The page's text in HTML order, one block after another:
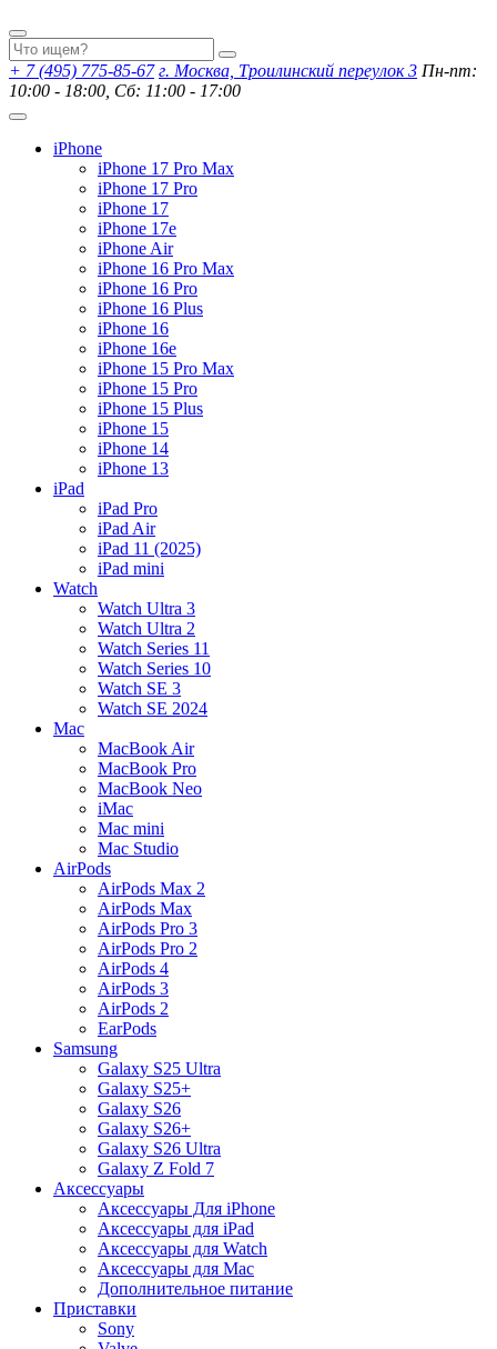
+ 7 (495) 775-85-67 г. Москва, Троилинский переулок 3 Пн-пт:
10:00 - 18:00, Сб: 11:00 - 17:00
iPhone
iPhone 17 Pro Max
iPhone 17 Pro
iPhone 17
iPhone 17e
iPhone Air
iPhone 16 Pro Max
iPhone 16 Pro
iPhone 16 Plus
iPhone 16
iPhone 16e
iPhone 15 Pro Max
iPhone 15 Pro
iPhone 15 Plus
iPhone 15
iPhone 14
iPhone 13
iPad
iPad Pro
iPad Air
iPad 11 (2025)
iPad mini
Watch
Watch Ultra 3
Watch Ultra 2
Watch Series 11
Watch Series 10
Watch SE 3
Watch SE 2024
Mac
MacBook Air
MacBook Pro
MacBook Neo
iMac
Mac mini
Mac Studio
AirPods
AirPods Max 2
AirPods Max
AirPods Pro 3
AirPods Pro 2
AirPods 4
AirPods 3
AirPods 2
EarPods
Samsung
Galaxy S25 Ultra
Galaxy S25+
Galaxy S26
Galaxy S26+
Galaxy S26 Ultra
Galaxy Z Fold 7
Аксессуары
Аксессуары Для iPhone
Аксессуары для iPad
Аксессуары для Watch
Аксессуары для Mac
Дополнительное питание
Приставки
Sony